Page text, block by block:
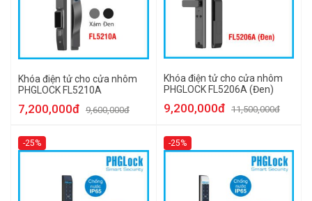
Khóa điện tử cho cửa nhôm
PHGLOCK FL5210A
7,200,000đ 9,600,000đ
Khóa điện tử cho cửa nhôm
PHGLOCK FL5206A (Đen)
9,200,000đ 11,500,000đ
-25% -25%